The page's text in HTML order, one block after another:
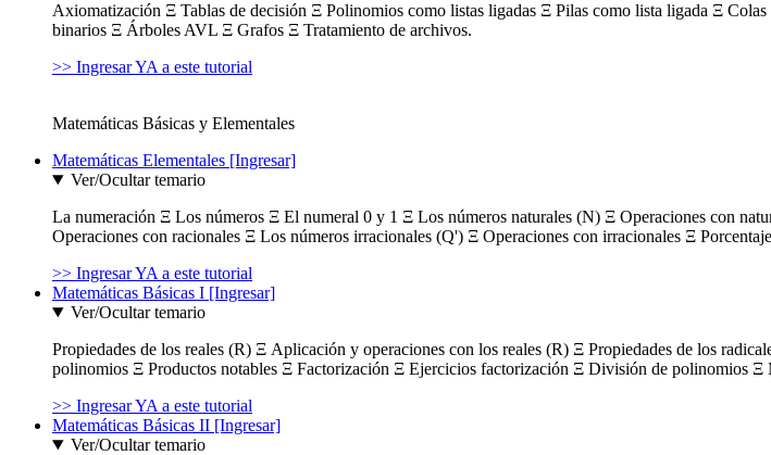
Axiomatización Ξ Tablas de decisión Ξ Polinomios como listas ligadas Ξ Pilas como lista ligada Ξ
binarios Ξ Árboles AVL Ξ Grafos Ξ Tratamiento de archivos.
>> Ingresar YA a este tutorial
Matemáticas Básicas y Elementales
Matemáticas Elementales [Ingresar]
Ver/Ocultar temario
La numeración Ξ Los números Ξ El numeral 0 y 1 Ξ Los números naturales (N) Ξ Operaciones con
Operaciones con racionales Ξ Los números irracionales (Q') Ξ Operaciones con irracionales Ξ
>> Ingresar YA a este tutorial
Matemáticas Básicas I [Ingresar]
Ver/Ocultar temario
Propiedades de los reales (R) Ξ Aplicación y operaciones con los reales (R) Ξ Propiedades de los
polinomios Ξ Productos notables Ξ Factorización Ξ Ejercicios factorización Ξ División de polinomios
>> Ingresar YA a este tutorial
Matemáticas Básicas II [Ingresar]
Ver/Ocultar temario